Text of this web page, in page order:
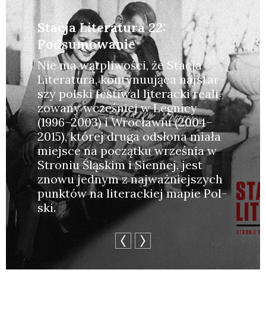
Stacja Literatura 22:
Podsumowanie
Nie ma wąt­pli­wo­ści, że Sta­cja
Lite­ra­tu­ra, kon­ty­nu­ują­ca naj­star­
szy pol­ski festi­wal lite­rac­ki reali­
zo­wa­ny wcze­śniej w Legni­cy
(1996–2003) i Wro­cła­wiu (2004–
2015), któ­rej dru­ga odsło­na mia­ła
miej­sce na począt­ku wrze­śnia w
Stro­niu Ślą­skim i Sien­nej, jest
zno­wu jed­nym z naj­waż­niej­szych
punk­tów na lite­rac­kiej mapie Pol­
ski.